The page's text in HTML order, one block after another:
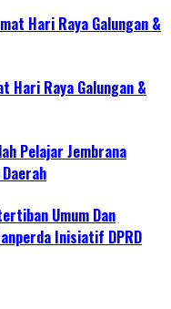
Hari Raya Galungan &
Hari Raya Galungan &
Pelajar Jembrana
Umum Dan
Inisiatif DPRD